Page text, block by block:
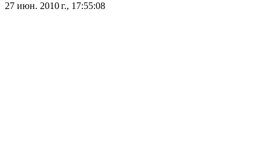
27 июн. 2010 г., 17:55:08